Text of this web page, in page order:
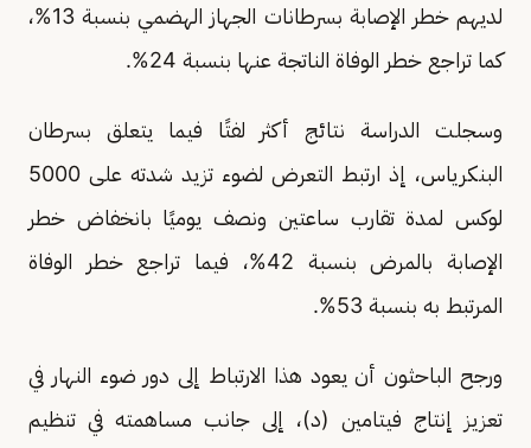
لديهم خطر الإصابة بسرطانات الجهاز الهضمي بنسبة 13%،
كما تراجع خطر الوفاة الناتجة عنها بنسبة 24%.
وسجلت الدراسة نتائج أكثر لفتًا فيما يتعلق بسرطان
البنكرياس، إذ ارتبط التعرض لضوء تزيد شدته على 5000
لوكس لمدة تقارب ساعتين ونصف يوميًا بانخفاض خطر
الإصابة بالمرض بنسبة 42%، فيما تراجع خطر الوفاة
المرتبط به بنسبة 53%.
ورجح الباحثون أن يعود هذا الارتباط إلى دور ضوء النهار في
تعزيز إنتاج فيتامين (د)، إلى جانب مساهمته في تنظيم